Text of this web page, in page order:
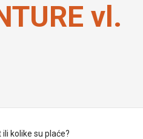
vl.
kolike su plaće?